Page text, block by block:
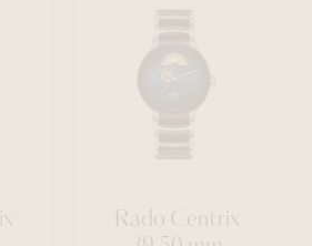
Rado Centrix